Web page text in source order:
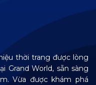
thời trang được lòng
Grand World, sẵn sàng
Vừa được khám phá